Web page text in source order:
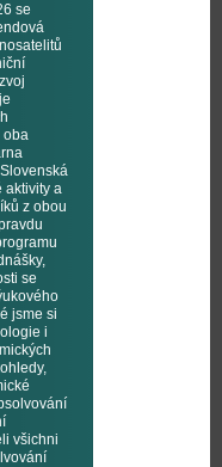
se
oba
aktivity a
z obou
se
jsme si
i
všichni